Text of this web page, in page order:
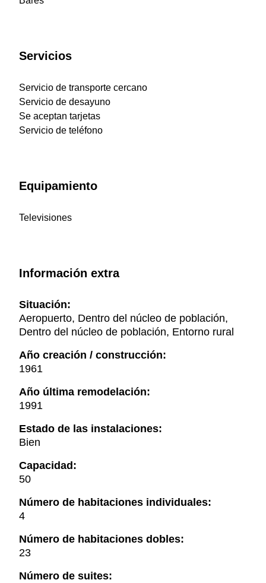
Servicios
Servicio de transporte cercano
Servicio de desayuno
Se aceptan tarjetas
Servicio de teléfono
Equipamiento
Televisiones
Información extra
Situación:
Aeropuerto, Dentro del núcleo de población,
Dentro del núcleo de población, Entorno rural
Año creación / construcción:
1961
Año última remodelación:
1991
Estado de las instalaciones:
Bien
Capacidad:
50
Número de habitaciones individuales:
4
Número de habitaciones dobles:
23
Número de suites: